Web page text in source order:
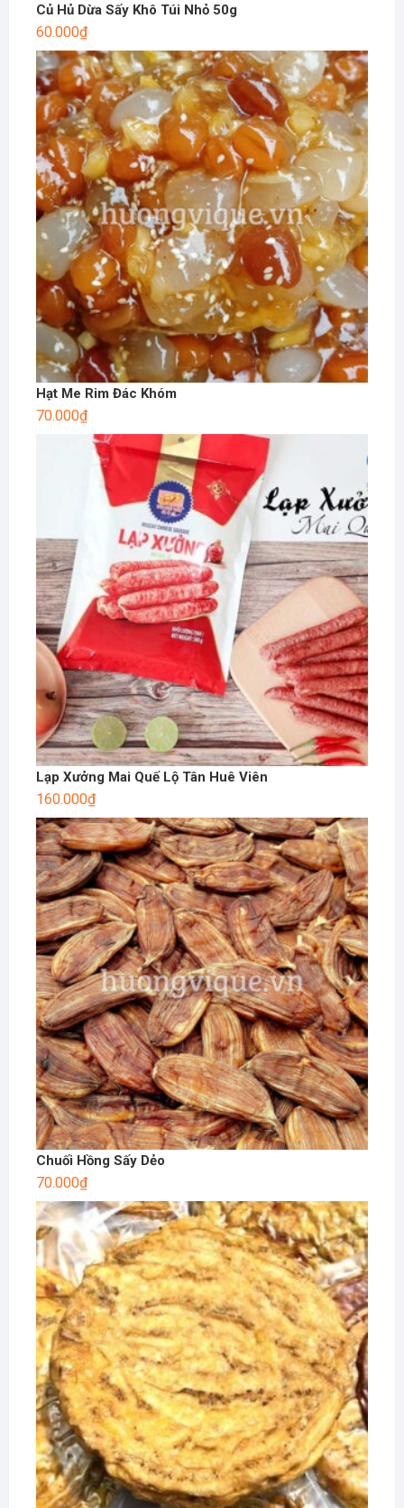
Củ Hủ Dừa Sấy Khô Túi Nhỏ 50g
60.000₫
Hạt Me Rim Đác Khóm
70.000₫
Lạp Xưởng Mai Quế Lộ Tân Huê Viên
160.000₫
Chuối Hồng Sấy Dẻo
70.000₫